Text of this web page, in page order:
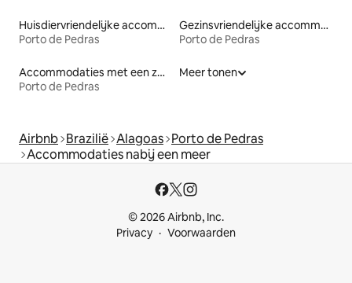
Huisdiervriendelijke accommodaties
Porto de Pedras
Gezinsvriendelijke accommodaties
Porto de Pedras
Accommodaties met een zwembad
Porto de Pedras
Meer tonen
Airbnb Brazilië Alagoas Porto de Pedras
Accommodaties nabij een meer
© 2026 Airbnb, Inc.
Privacy
Voorwaarden